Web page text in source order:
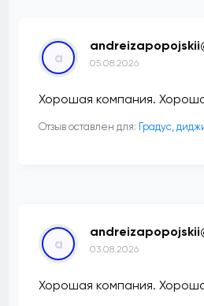
a 05.08.2026
Хорошая компания.
Отзыв оставлен для: ​Градус,
a 03.08.2026
Хорошая компания.